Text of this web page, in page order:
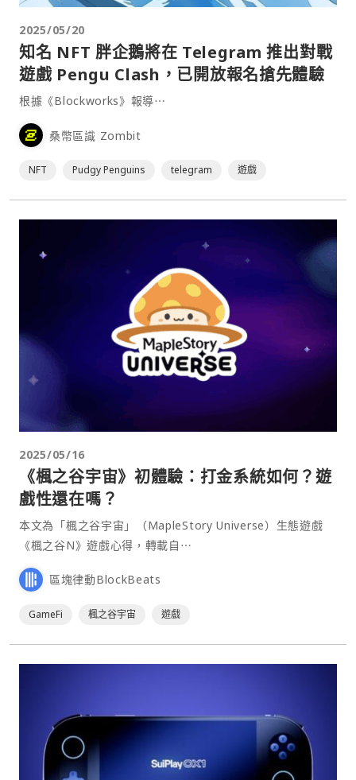
2025/05/20
知名 NFT 胖企鵝將在 Telegram 推出對戰
遊戲 Pengu Clash，已開放報名搶先體驗
根據《Blockworks》報導⋯
桑幣區識 Zombit
NFT Pudgy Penguins telegram 遊戲
2025/05/16
《楓之谷宇宙》初體驗：打金系統如何？遊
戲性還在嗎？
本文為「楓之谷宇宙」（MapleStory Universe）生態遊戲
《楓之谷N》遊戲心得，轉載自⋯
區塊律動BlockBeats
GameFi 楓之谷宇宙 遊戲